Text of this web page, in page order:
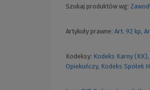
Szukaj produktów wg:
Artykuły prawne: Art. 92 kp,
Kodeksy: Kodeks Karny (KK),
Opiekuńczy, Kodeks Spółek